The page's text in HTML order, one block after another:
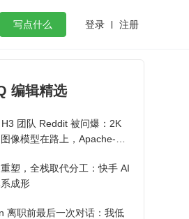
写点什么 登录 注册
flutter
编辑精选
团队 Reddit 被问爆：2K
像模型在路上，Apache-2.0
塑，全栈取代分工：快手 AI
成形
离职前最后一次对话：我低